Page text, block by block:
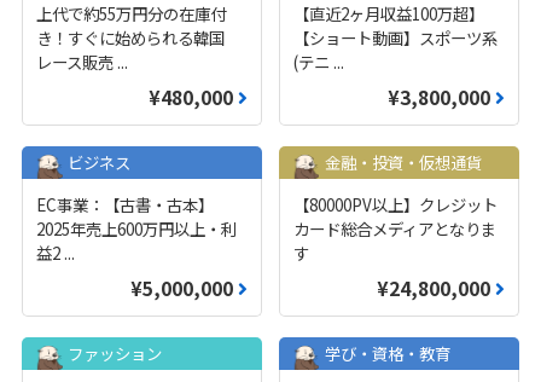
上代で約55万円分の在庫付
き！すぐに始められる韓国
レース販売 ...
¥480,000
【直近2ヶ月収益100万超】
【ショート動画】スポーツ系
(テニ ...
¥3,800,000
ビジネス
EC事業：【古書・古本】
2025年売上600万円以上・利
益2 ...
¥5,000,000
金融・投資・仮想通貨
【80000PV以上】クレジット
カード総合メディアとなりま
す
¥24,800,000
ファッション
学び・資格・教育